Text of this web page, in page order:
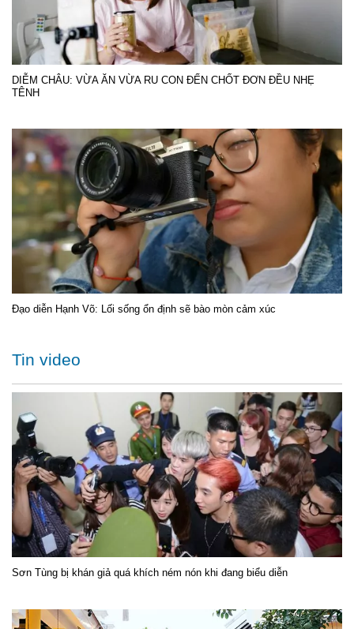
DIỄM CHÂU: VỪA ĂN VỪA RU CON ĐẾN CHỐT ĐƠN ĐỀU NHẸ
TÊNH
Đạo diễn Hạnh Võ: Lối sống ổn định sẽ bào mòn cảm xúc
Tin video
Sơn Tùng bị khán giả quá khích ném nón khi đang biểu diễn